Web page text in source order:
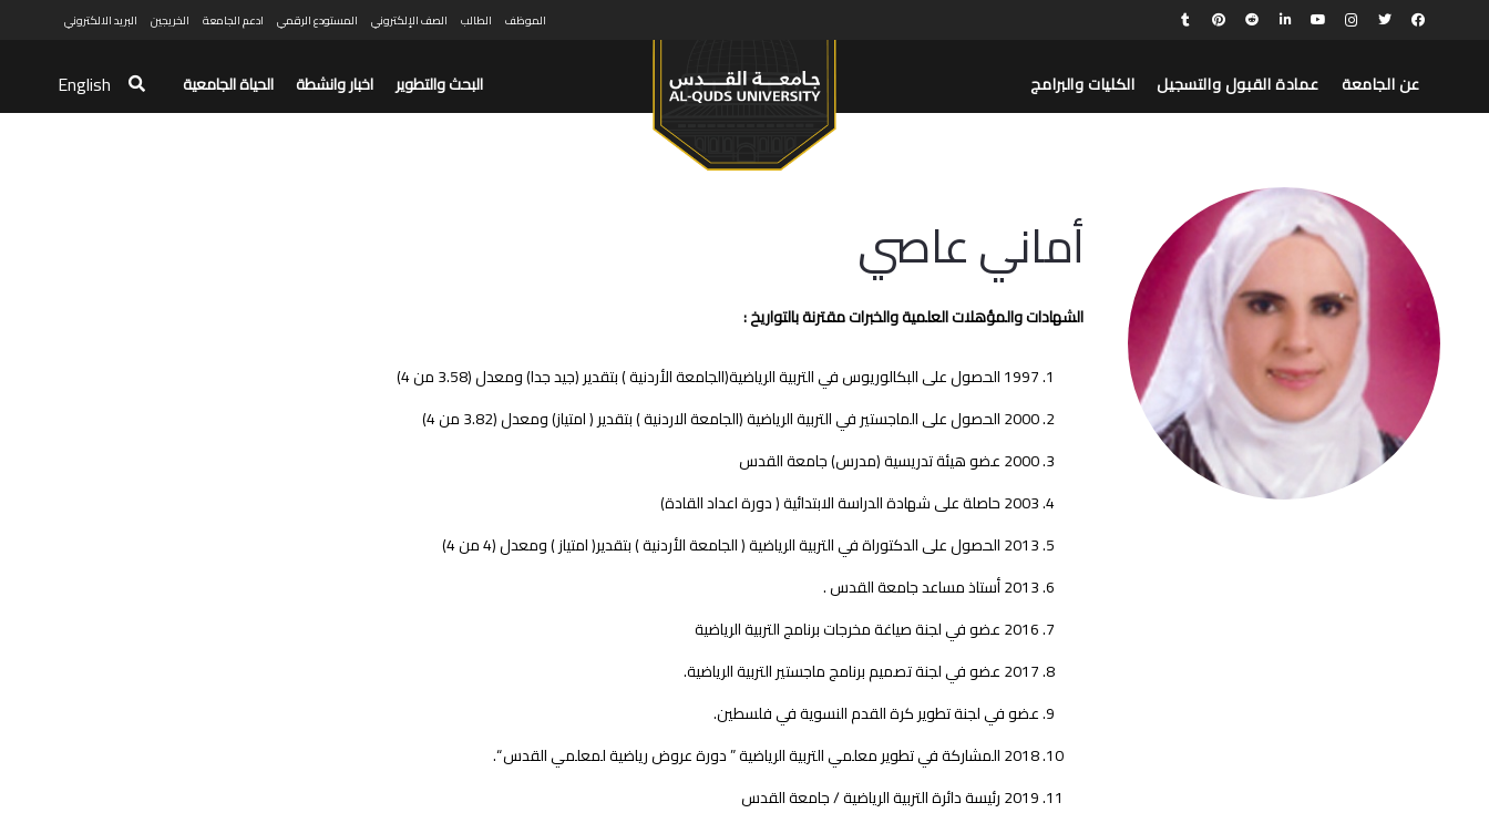
الموظف الطالب الصف الإلكتروني المستودع الرقمي ادعم الجامعة الخريجين البريد الالكتروني
عن الجامعة عمادة القبول والتسجيل الكليات والبرامج البحث والتطوير اخبار وانشطة الحياة الجامعية English
أماني عاصي
الشهادات والمؤهلات العلمية والخبرات مقترنة بالتواريخ :
1997 الحصول على البكالوريوس في التربية الرياضية(الجامعة الأردنية ) بتقدير (جيد جدا) ومعدل (3.58 من 4)
2000 الحصول على الماجستير في التربية الرياضية (الجامعة الاردنية ) بتقدير ( امتياز) ومعدل (3.82 من 4)
2000 عضو هيئة تدريسية (مدرس) جامعة القدس
2003 حاصلة على شهادة الدراسة الابتدائية ( دورة اعداد القادة)
2013 الحصول على الدكتوراة في التربية الرياضية ( الجامعة الأردنية ) بتقدير( امتياز ) ومعدل (4 من 4)
2013 أستاذ مساعد جامعة القدس .
2016 عضو في لجنة صياغة مخرجات برنامج التربية الرياضية
2017 عضو في لجنة تصميم برنامج ماجستير التربية الرياضية.
عضو في لجنة تطوير كرة القدم النسوية في فلسطين.
2018 المشاركة في تطوير معلمي التربية الرياضية ” دورة عروض رياضية لمعلمي القدس “.
2019 رئيسة دائرة التربية الرياضية / جامعة القدس